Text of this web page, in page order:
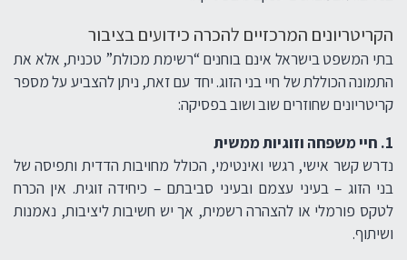
הקריטריונים המרכזיים להכרה כידועים בציבור
בתי המשפט בישראל אינם בוחנים “רשימת מכולת” טכנית, אלא את
התמונה הכוללת של חיי בני הזוג. יחד עם זאת, ניתן להצביע על מספר
קריטריונים שחוזרים שוב ושוב בפסיקה:
1. חיי משפחה וזוגיות ממשית
נדרש קשר אישי, רגשי ואינטימי, הכולל מחויבות הדדית ותפיסה של
בני הזוג – בעיני עצמם ובעיני סביבתם – כיחידה זוגית. אין הכרח
לטקס פורמלי או להצהרה רשמית, אך יש חשיבות ליציבות, נאמנות
ושיתוף.